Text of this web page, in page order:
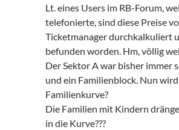
Lt. eines Users im RB-Forum,
telefonierte, sind diese Preise
Ticketmanager durchkalkuliert
befunden worden. Hm, völlig
Der Sektor A war bisher immer
und ein Familienblock. Nun wird
Familienkurve?
Die Familien mit Kindern
in die Kurve???